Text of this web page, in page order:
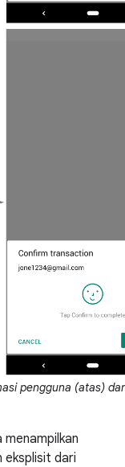
pengguna (atas)
menampilkan
eksplisit dari